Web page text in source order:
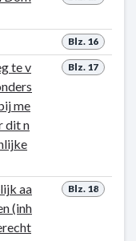
Blz. 16
Blz. 17
te v
me
dit n
Blz. 18
aa
(inh